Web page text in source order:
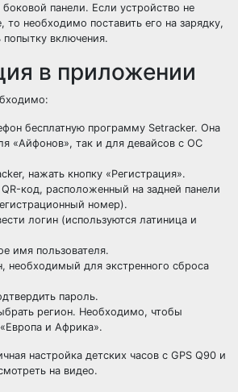
боковой панели. Если устройство не
то необходимо поставить его на зарядку,
попытку включения.
в приложении
бесплатную программу Setracker. Она
«Айфонов», так и для девайсов с ОС
нажать кнопку «Регистрация».
код, расположенный на задней панели
номер).
логин (используются латиница и
имя пользователя.
необходимый для экстренного сброса
пароль.
регион. Необходимо, чтобы
и Африка».
настройка детских часов с GPS Q90 и
на видео.